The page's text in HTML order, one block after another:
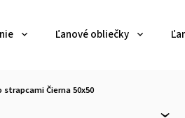
Ľanové obliečky
Čierna 50x50